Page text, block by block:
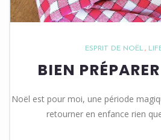
ESPRIT DE NOËL
BIEN
Noël est pour moi, une période
retourner en enfance rien